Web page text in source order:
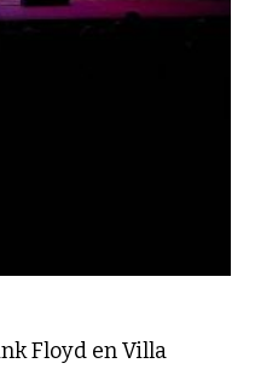
Floyd en Villa